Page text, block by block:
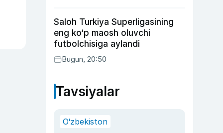
Saloh Turkiya Superligasining
eng ko‘p maosh oluvchi
futbolchisiga aylandi
Bugun, 20:50
Tavsiyalar
O‘zbekiston